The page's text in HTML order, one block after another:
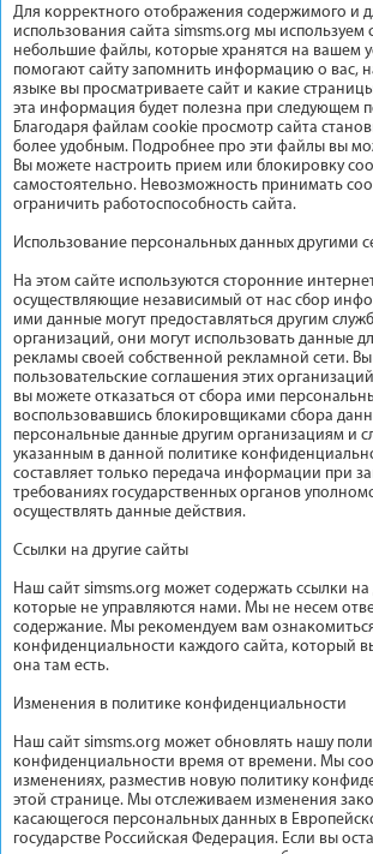
Для корректного отображения содержимого и
использования сайта simsms.org мы
небольшие файлы, которые хранятся на вашем
помогают сайту запомнить информацию о вас,
языке вы просматриваете сайт и какие
эта информация будет полезна при следующем
Благодаря файлам cookie просмотр сайта
более удобным. Подробнее про эти файлы вы
Вы можете настроить прием или блокировку
самостоятельно. Невозможность принимать
ограничить работоспособность сайта.
Использование персональных данных другими
На этом сайте используются сторонние
осуществляющие независимый от нас сбор
ими данные могут предоставляться другим
организаций, они могут использовать данные
рекламы своей собственной рекламной сети.
пользовательские соглашения этих
вы можете отказаться от сбора ими
воспользовавшись блокировщиками сбора
персональные данные другим организациям и
указанным в данной политике
составляет только передача информации при
требованиях государственных органов
осуществлять данные действия.
Ссылки на другие сайты
Наш сайт simsms.org может содержать ссылки на
которые не управляются нами. Мы не несем
содержание. Мы рекомендуем вам
конфиденциальности каждого сайта, который
она там есть.
Изменения в политике конфиденциальности
Наш сайт simsms.org может обновлять нашу
конфиденциальности время от времени. Мы
изменениях, разместив новую политику
этой странице. Мы отслеживаем изменения
касающегося персональных данных в
государстве Российская Федерация. Если вы